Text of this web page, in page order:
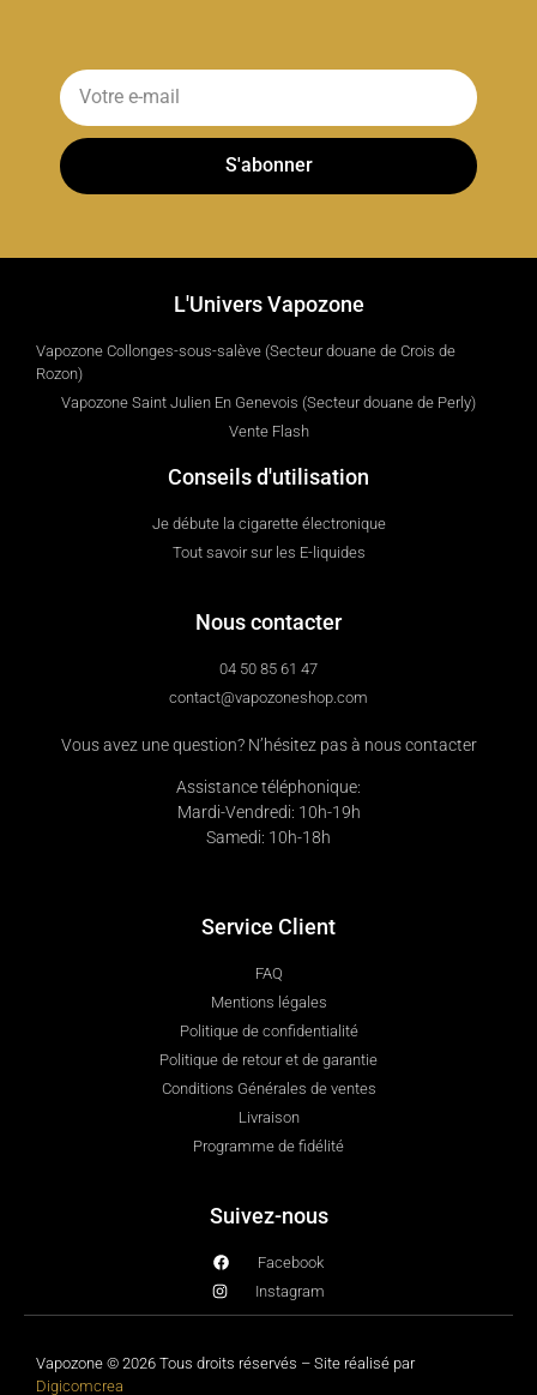
S'abonner
L'Univers Vapozone
Vapozone Collonges-sous-salève (Secteur douane de Crois de
Rozon)
Vapozone Saint Julien En Genevois (Secteur douane de Perly)
Vente Flash
Conseils d'utilisation
Je débute la cigarette électronique
Tout savoir sur les E-liquides
Nous contacter
04 50 85 61 47
contact@vapozoneshop.com
Vous avez une question? N’hésitez pas à nous contacter
Assistance téléphonique:
Mardi-Vendredi: 10h-19h
Samedi: 10h-18h
Service Client
FAQ
Mentions légales
Politique de confidentialité
Politique de retour et de garantie
Conditions Générales de ventes
Livraison
Programme de fidélité
Suivez-nous
Facebook
Instagram
Vapozone © 2026 Tous droits réservés – Site réalisé par
Digicomcrea